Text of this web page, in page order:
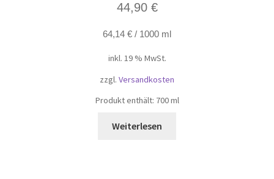
44,90 €
64,14 € / 1000 ml
inkl. 19 % MwSt.
zzgl. Versandkosten
Produkt enthält: 700ml
Weiterlesen